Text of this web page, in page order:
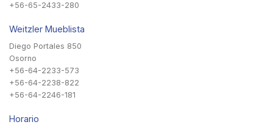
+56-65-2433-280
Weitzler Mueblista
Diego Portales 850
Osorno
+56-64-2233-573
+56-64-2238-822
+56-64-2246-181
Horario